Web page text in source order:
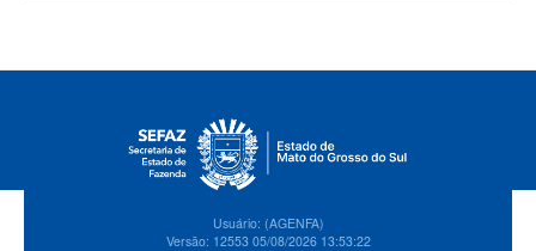
Usuário: (AGENFA)
Versão: 12553 05/08/2026 13:53:22